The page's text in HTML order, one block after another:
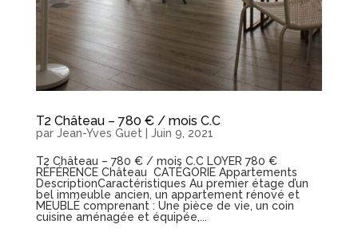
T2 Château – 780 € / mois C.C
par Jean-Yves Guet | Juin 9, 2021
T2 Château – 780 € / mois C.C LOYER 780 €
RÉFÉRENCE Château CATÉGORIE Appartements
DescriptionCaractéristiques Au premier étage d’un
bel immeuble ancien, un appartement rénové et
MEUBLÉ comprenant : Une pièce de vie, un coin
cuisine aménagée et équipée,...